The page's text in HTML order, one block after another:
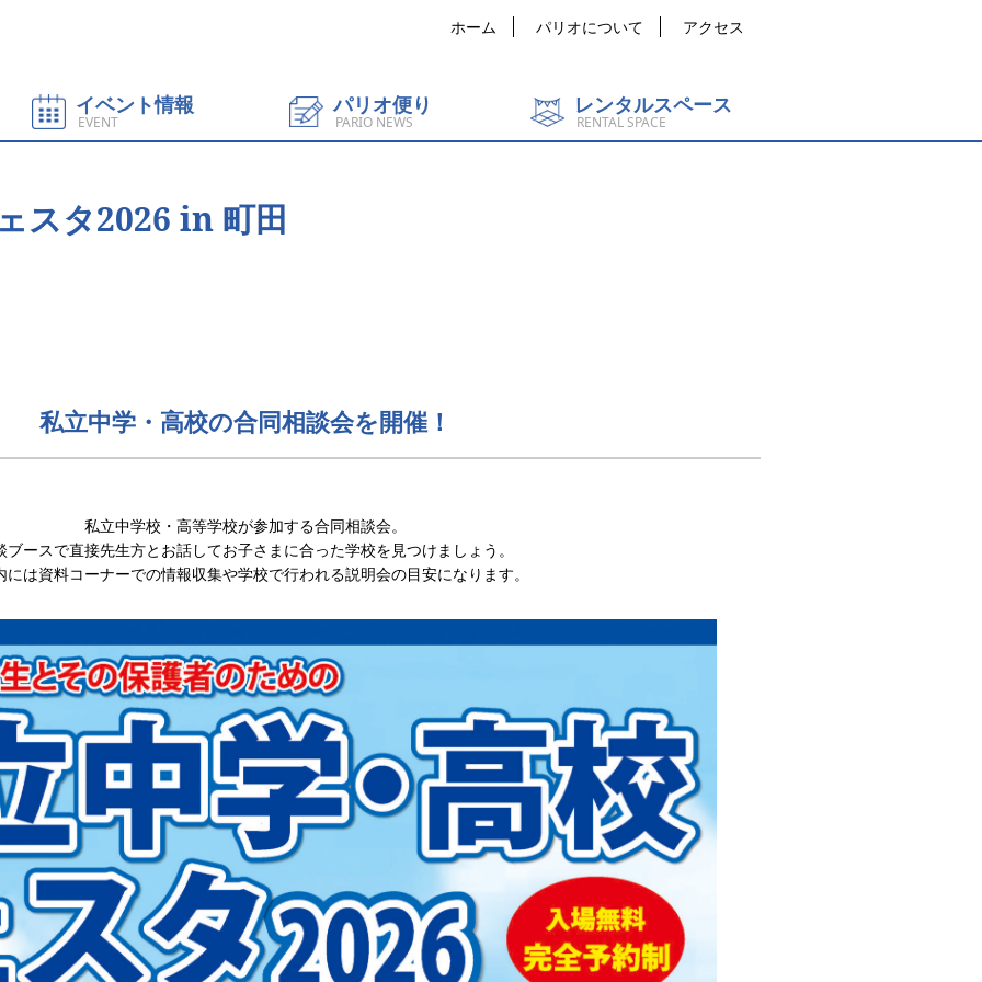
ホーム パリオについて アクセス
イベント情報
EVENT
パリオ便り
PARIO NEWS
レンタルスペース
RENTAL SPACE
スタ2026 in 町田
私立中学・高校の合同相談会を開催！
私立中学校・高等学校が参加する合同相談会。
ブースで直接先生方とお話してお子さまに合った学校を見つけましょう。
には資料コーナーでの情報収集や学校で行われる説明会の目安になります。